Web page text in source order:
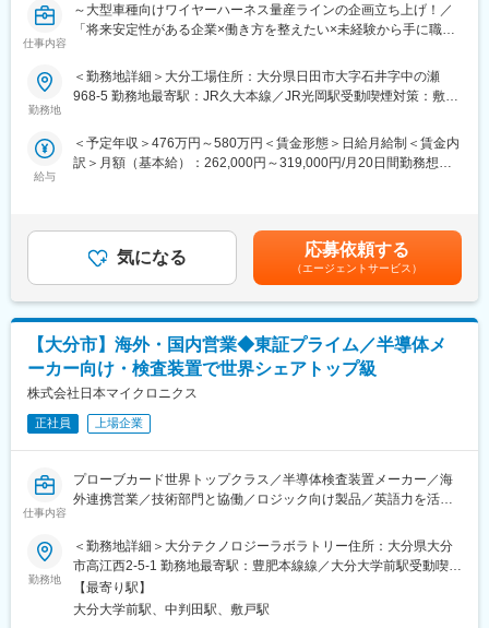
※立ち上げ作業中は土曜日に出勤いただくこともございます。
基本は振替休日を取得いただきますが、状況に応じて休日出勤と
※設置作業時は2週間～2か月間の出張が発生することもございま
す。
■教育体制：
実施。技術習得状況によって資格レベルを設定し、充実した教育
制度を整えています。
アは85％を誇り、グローバル市場において圧倒的なシェアを誇り
ます。止まることない半導体業界の進化に対応するため、当社売
り上げの15～20％を研究開発費に投じています。中途入社者も、
技術力に魅力を感じてご入社される場合が多いです。
◇幅広い顧客による安定性：同社は半導体製造装置メーカーであ
りながら、同社の検査装置は、その品質の高さから、半導体装置
を製造している競合企業でも、ウェハーなどのパーツを作ってい
る企業でも必要とされており顧客の幅の広さは同社の特徴です。
変更の範囲：会社の定める業務
仕事内容
～大型車種向けワイヤーハーネス量産ラインの企画立ち上げ！／
「将来安定性がある企業×働き方を整えたい×未経験から手に職つ
■業務内容：
・ワイヤーハーネス生産における、量産開始前までの工法検討/設
ントがあり、高品質製品を作り出すため深く検討を行います。
・ゆくゆくは海外工場とのやり取りが多くお任せするため、グロ
■やりがい
・数十人が携わる量産ラインを自ら企画提案し、量産立ち上げま
で責任を持って行います。
・量産ラインは海外工場である場合が多く、現地への出張や支援
等も多く、グローバルに活躍できます。自ら企画設計した工程が
思い通りに稼働した時は大きな感動を得られます。
■過去プロジェクト概要：
※あくまで一例/入社後のご自身の実力・希望により異なります。
・関係者：各完成車メーカー、住友電工社、住友電装社など(関係
・規模：車種にもよりますが、数百億単位のプロジェクトとなり
ます。
■組織構成：
・配属先は、20代3名、30代7名、40代2名、50代以上1名の13名
が在籍しています。（基幹職1名、総合職5名、一般職7名）
勤務地
＜勤務地詳細＞大分工場住所：大分県日田市大字石井字中の瀬
968-5 勤務地最寄駅：JR久大本線／JR光岡駅受動喫煙対策：敷地
給与
＜予定年収＞476万円～580万円＜賃金形態＞日給月給制＜賃金内
訳＞月額（基本給）：262,000円～319,000円/月20日間勤務想定
～、基幹職750万円～■賞与：4.8ヶ月分／年（25年度実績）※標準
評価を想定し試算/26年度 5.2カ月見込み賃金はあくまでも目安の
金額であり、選考を通じて上下する可能性があります。月給(月額)
は固定手当を含めた表記です。
気になる 応募依頼する
（エージェントサービス）
【大分市】海外・国内営業◆東証プライム／半導体メ
ーカー向け・検査装置で世界シェアトップ級
株式会社日本マイクロニクス
正社員 上場企業
仕事内容
プローブカード世界トップクラス／半導体検査装置メーカー／海
外連携営業／技術部門と協働／ロジック向け製品／英語力を活か
■業務内容：
PC事業本部 ノンメモリー営業部にて、ロジック向けプローブカー
ドの海外現地法人、海外顧客、日本顧客の営業担当としての営業
業務全般を担当していただきます。
勤務地
＜勤務地詳細＞大分テクノロジーラボラトリー住所：大分県大分
市高江西2-5-1 勤務地最寄駅：豊肥本線線／大分大学前駅受動喫煙
対策：屋内全面禁煙変更の範囲：会社の定める事業所
【最寄り駅】
大分大学前駅、中判田駅、敷戸駅